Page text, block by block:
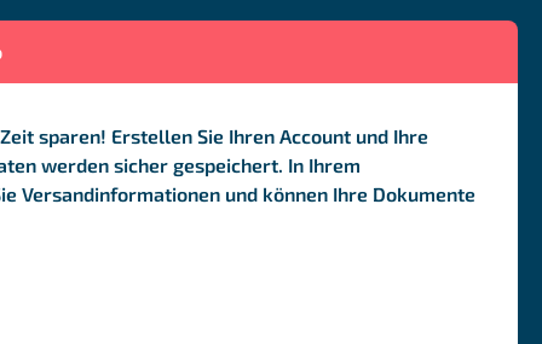
sparen! Erstellen Sie Ihren Account und Ihre
werden sicher gespeichert. In Ihrem
Versandinformationen und können Ihre Dokumente